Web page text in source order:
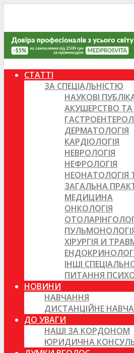
СТАТТІ
ЗА СПЕЦІАЛЬНІСТЮ
НАУКОВІ
АКУШЕРСТВО ТА
ДЕРМАТОЛОГІЯ
КАРДІОЛОГІЯ
НЕВРОЛОГІЯ
НЕФРОЛОГІЯ
НЕОНАТОЛОГІЯ
ЗАГАЛЬНА
МЕДИЦИНА
ОНКОЛОГІЯ
ХІРУРГІЯ И
ІНШІ
ПИТАННЯ
НОВИНИ
НАВЧАННЯ
ДИСТАНЦІЙНЕ
ДО УВАГИ
НАШІ ЗА КОРДОНОМ
ЮРИДИЧНА